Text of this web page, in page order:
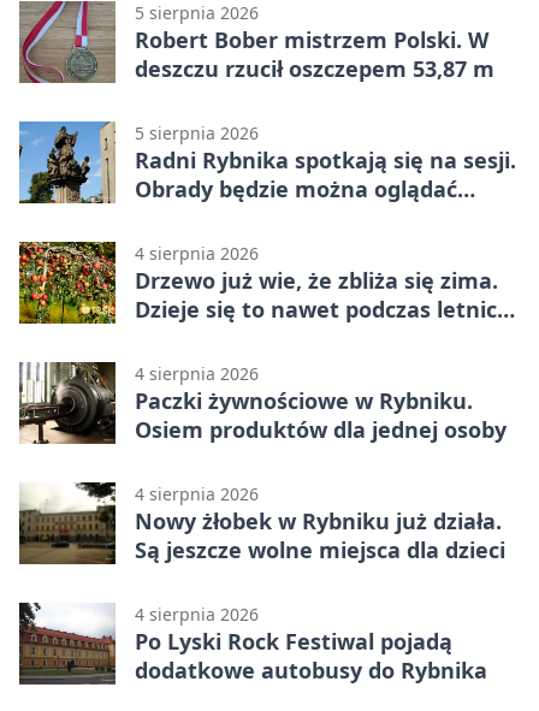
5 sierpnia 2026
Robert Bober mistrzem Polski. W
deszczu rzucił oszczepem 53,87 m
5 sierpnia 2026
Radni Rybnika spotkają się na sesji.
Obrady będzie można oglądać
4 sierpnia 2026
Drzewo już wie, że zbliża się zima.
Dzieje się to nawet podczas letnich
4 sierpnia 2026
Paczki żywnościowe w Rybniku.
Osiem produktów dla jednej osoby
4 sierpnia 2026
Nowy żłobek w Rybniku już działa.
Są jeszcze wolne miejsca dla dzieci
4 sierpnia 2026
Po Lyski Rock Festiwal pojadą
dodatkowe autobusy do Rybnika